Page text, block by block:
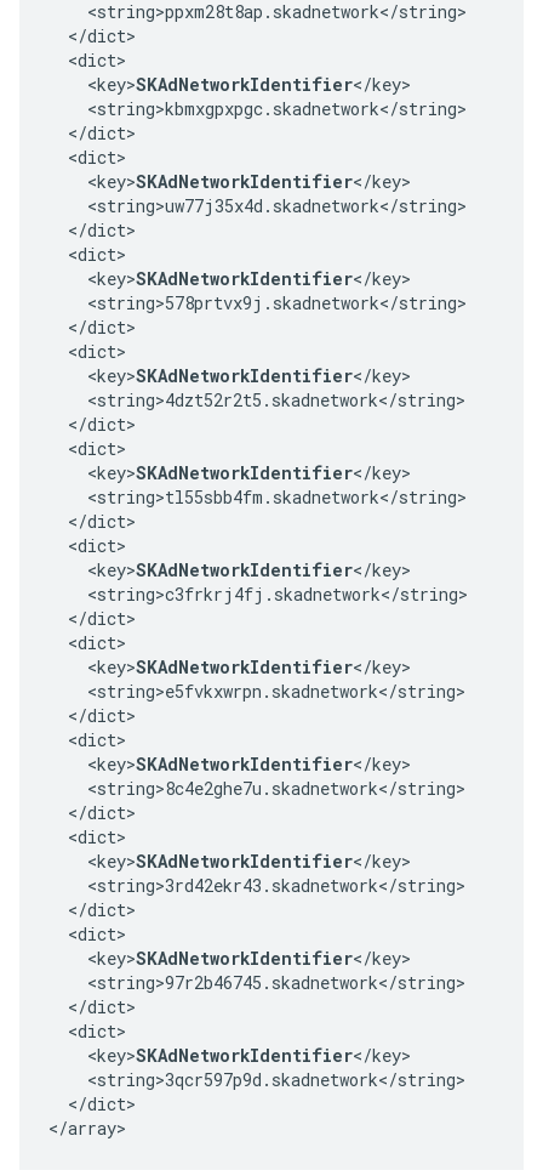
    <string>ppxm28t8ap.skadnetwork</string>
  </dict>
  <dict>
    <key>
SKAdNetworkIdentifier</key>
    <string>kbmxgpxpgc.skadnetwork</string>
  </dict>
  <dict>
    <key>
SKAdNetworkIdentifier</key>
    <string>uw77j35x4d.skadnetwork</string>
  </dict>
  <dict>
    <key>
SKAdNetworkIdentifier</key>
    <string>578prtvx9j.skadnetwork</string>
  </dict>
  <dict>
    <key>
SKAdNetworkIdentifier</key>
    <string>4dzt52r2t5.skadnetwork</string>
  </dict>
  <dict>
    <key>
SKAdNetworkIdentifier</key>
    <string>tl55sbb4fm.skadnetwork</string>
  </dict>
  <dict>
    <key>
SKAdNetworkIdentifier</key>
    <string>c3frkrj4fj.skadnetwork</string>
  </dict>
  <dict>
    <key>
SKAdNetworkIdentifier</key>
    <string>e5fvkxwrpn.skadnetwork</string>
  </dict>
  <dict>
    <key>
SKAdNetworkIdentifier</key>
    <string>8c4e2ghe7u.skadnetwork</string>
  </dict>
  <dict>
    <key>
SKAdNetworkIdentifier</key>
    <string>3rd42ekr43.skadnetwork</string>
  </dict>
  <dict>
    <key>
SKAdNetworkIdentifier</key>
    <string>97r2b46745.skadnetwork</string>
  </dict>
  <dict>
    <key>
SKAdNetworkIdentifier</key>
    <string>3qcr597p9d.skadnetwork</string>
  </dict>
</array>